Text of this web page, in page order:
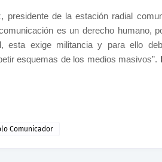
presidente de la estación radial
es un derecho humano,
esta exige militancia y para ello
esquemas de los medios masivos”.
Comunicador